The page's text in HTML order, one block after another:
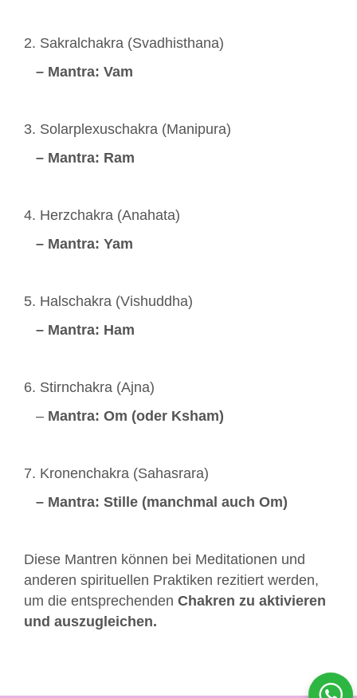
2. Sakralchakra (Svadhisthana)
– Mantra: Vam
3. Solarplexuschakra (Manipura)
– Mantra: Ram
4. Herzchakra (Anahata)
– Mantra: Yam
5. Halschakra (Vishuddha)
– Mantra: Ham
6. Stirnchakra (Ajna)
– Mantra: Om (oder Ksham)
7. Kronenchakra (Sahasrara)
– Mantra: Stille (manchmal auch Om)
Diese Mantren können bei Meditationen und
anderen spirituellen Praktiken rezitiert werden,
um die entsprechenden Chakren zu aktivieren
und auszugleichen.